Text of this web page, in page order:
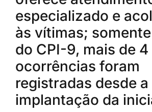
especializado e
às vítimas;
do CPI-9, mais de 4
ocorrências foram
registradas desde a
implantação da